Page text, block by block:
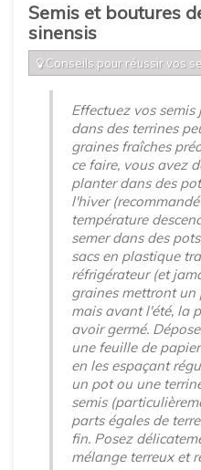
Semis et boutures
sinensis
Conseils pour réussir vos
Effectuez vos semis
dans des terrines
graines fraîches
ce faire, vous avez
planter dans des
l'hiver
température
semer dans des
sacs en plastique
réfrigérateur (et
graines mettront un
mais avant l'été, la
avoir germé.
une feuille de
en les espaçant
un pot ou une
semis
parts égales de
fin. Posez
mélange terreux et